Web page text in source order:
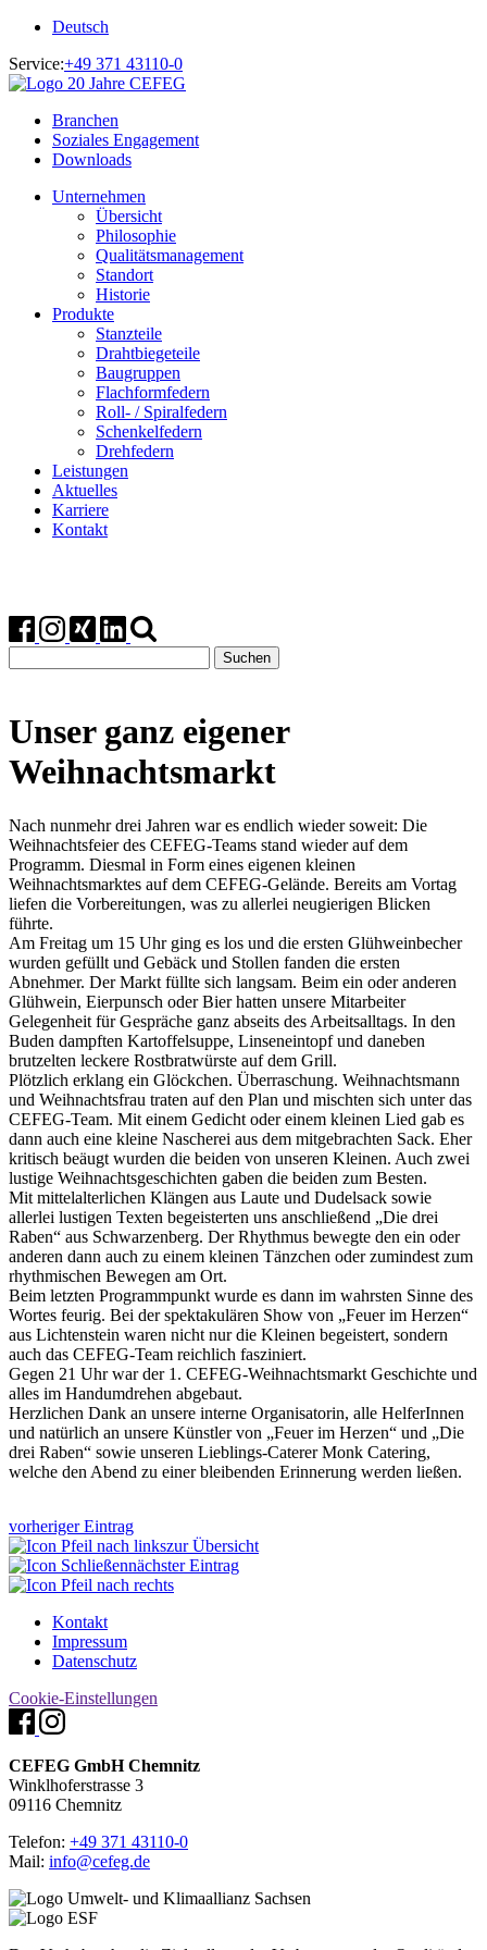
Deutsch
Service:+49 371 43110-0
Branchen
Soziales Engagement
Downloads
Unternehmen
Übersicht
Philosophie
Qualitätsmanagement
Standort
Historie
Produkte
Stanzteile
Drahtbiegeteile
Baugruppen
Flachformfedern
Roll- / Spiralfedern
Schenkelfedern
Drehfedern
Leistungen
Aktuelles
Karriere
Kontakt
nach:
Unser ganz eigener
Weihnachtsmarkt
Nach nunmehr drei Jahren war es endlich wieder soweit: Die
Weihnachtsfeier des CEFEG-Teams stand wieder auf dem
Programm. Diesmal in Form eines eigenen kleinen
Weihnachtsmarktes auf dem CEFEG-Gelände. Bereits am Vortag
liefen die Vorbereitungen, was zu allerlei neugierigen Blicken
führte.
Am Freitag um 15 Uhr ging es los und die ersten Glühweinbecher
wurden gefüllt und Gebäck und Stollen fanden die ersten
Abnehmer. Der Markt füllte sich langsam. Beim ein oder anderen
Glühwein, Eierpunsch oder Bier hatten unsere Mitarbeiter
Gelegenheit für Gespräche ganz abseits des Arbeitsalltags. In den
Buden dampften Kartoffelsuppe, Linseneintopf und daneben
brutzelten leckere Rostbratwürste auf dem Grill.
Plötzlich erklang ein Glöckchen. Überraschung. Weihnachtsmann
und Weihnachtsfrau traten auf den Plan und mischten sich unter das
CEFEG-Team. Mit einem Gedicht oder einem kleinen Lied gab es
dann auch eine kleine Nascherei aus dem mitgebrachten Sack. Eher
kritisch beäugt wurden die beiden von unseren Kleinen. Auch zwei
lustige Weihnachtsgeschichten gaben die beiden zum Besten.
Mit mittelalterlichen Klängen aus Laute und Dudelsack sowie
allerlei lustigen Texten begeisterten uns anschließend „Die drei
Raben“ aus Schwarzenberg. Der Rhythmus bewegte den ein oder
anderen dann auch zu einem kleinen Tänzchen oder zumindest zum
rhythmischen Bewegen am Ort.
Beim letzten Programmpunkt wurde es dann im wahrsten Sinne des
Wortes feurig. Bei der spektakulären Show von „Feuer im Herzen“
aus Lichtenstein waren nicht nur die Kleinen begeistert, sondern
auch das CEFEG-Team reichlich fasziniert.
Gegen 21 Uhr war der 1. CEFEG-Weihnachtsmarkt Geschichte und
alles im Handumdrehen abgebaut.
Herzlichen Dank an unsere interne Organisatorin, alle HelferInnen
und natürlich an unsere Künstler von „Feuer im Herzen“ und „Die
drei Raben“ sowie unseren Lieblings-Caterer Monk Catering,
welche den Abend zu einer bleibenden Erinnerung werden ließen.
vorheriger Eintrag
zur Übersicht
nächster Eintrag
Kontakt
Impressum
Datenschutz
Cookie-Einstellungen
CEFEG GmbH Chemnitz
Winklhoferstrasse 3
09116 Chemnitz
Telefon: +49 371 43110-0
Mail: info@cefeg.de